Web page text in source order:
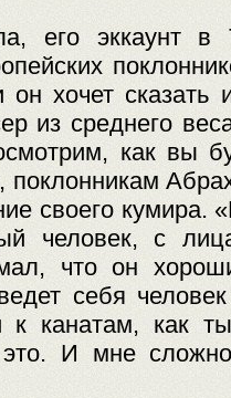
его эккаунт в
он хочет
из среднего
как вы
своего кумира.
человек, с
что он
себя
к канатам, как
это. И мне